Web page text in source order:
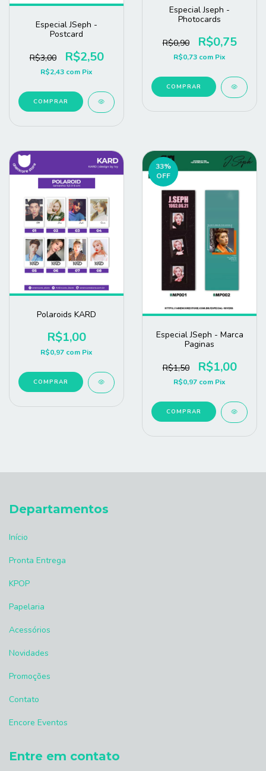
Especial JSeph -
Postcard
R$3,00 R$2,50
R$2,43 com Pix
COMPRAR
Especial Jseph -
Photocards
R$0,90 R$0,75
R$0,73 com Pix
COMPRAR
Polaroids KARD
R$1,00
R$0,97 com Pix
COMPRAR
33%
OFF
Especial JSeph - Marca
Paginas
R$1,50 R$1,00
R$0,97 com Pix
COMPRAR
Departamentos
Início
Pronta Entrega
KPOP
Papelaria
Acessórios
Novidades
Promoções
Contato
Encore Eventos
Entre em contato